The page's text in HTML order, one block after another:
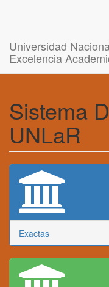
Universidad
Excelencia
Sistema
UNLaR
Exactas